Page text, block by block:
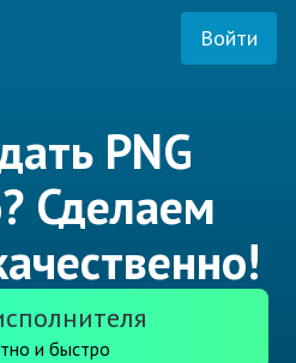
Войти
PNG
Сделаем
и быстро